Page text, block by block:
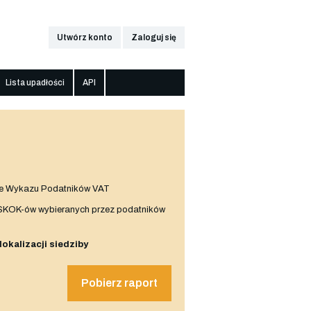
Utwórz konto Zaloguj się
Lista upadłości API
Wykazu Podatników VAT
ów wybieranych przez podatników
lokalizacji siedziby
Pobierz raport